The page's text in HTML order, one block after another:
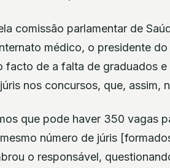
comissão parlamentar de
médico, o presidente
facto de a falta de graduados
nos concursos, que, assim,
que pode haver 350 vagas
número de júris
o responsável,